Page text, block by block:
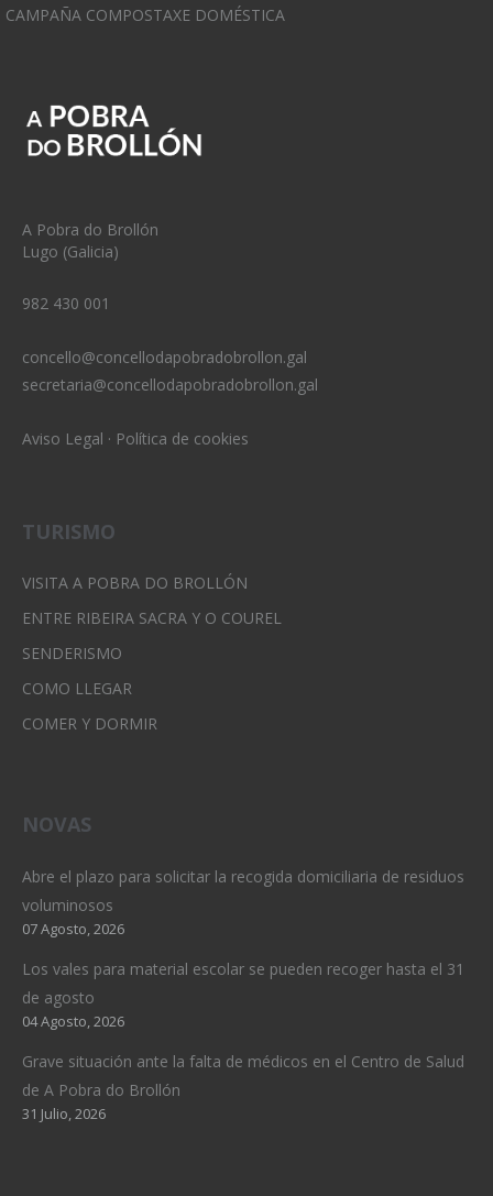
CAMPAÑA COMPOSTAXE DOMÉSTICA
A Pobra do Brollón
Lugo (Galicia)
982 430 001
concello@concellodapobradobrollon.gal
secretaria@concellodapobradobrollon.gal
Aviso Legal · Política de cookies
TURISMO
VISITA A POBRA DO BROLLÓN
ENTRE RIBEIRA SACRA Y O COUREL
SENDERISMO
COMO LLEGAR
COMER Y DORMIR
NOVAS
Abre el plazo para solicitar la recogida domiciliaria de residuos
voluminosos
07 Agosto, 2026
Los vales para material escolar se pueden recoger hasta el 31
de agosto
04 Agosto, 2026
Grave situación ante la falta de médicos en el Centro de Salud
de A Pobra do Brollón
31 Julio, 2026